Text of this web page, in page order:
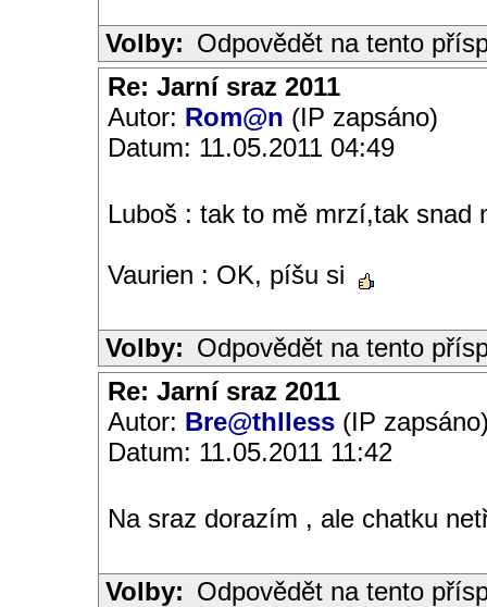
Volby: Odpovědět na tento
Re: Jarní sraz 2011
Autor: Rom@n (IP zapsáno)
Datum: 11.05.2011 04:49
Luboš : tak to mě mrzí,tak snad
Vaurien : OK, píšu si
Volby: Odpovědět na tento
Re: Jarní sraz 2011
Autor: Bre@thlless (IP
Datum: 11.05.2011 11:42
Na sraz dorazím , ale chatku
Volby: Odpovědět na tento